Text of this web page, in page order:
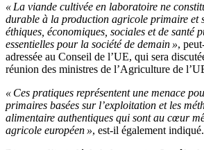
« La viande cultivée en laboratoire ne
durable à la production agricole primaire et
éthiques, économiques, sociales et de santé
essentielles pour la société de demain »,
adressée au Conseil de l’UE, qui sera
réunion des ministres de l’Agriculture de
« Ces pratiques représentent une menace
primaires basées sur l’exploitation et les
alimentaire authentiques qui sont au cœur
agricole européen », est-il également indiqué.